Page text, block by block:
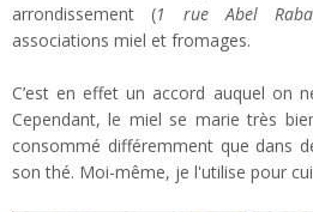
arrondissement (1 rue Abel
associations miel et fromages.
C’est en effet un accord auquel on
Cependant, le miel se marie très
consommé différemment que dans
son thé. Moi-même, je l'utilise pour